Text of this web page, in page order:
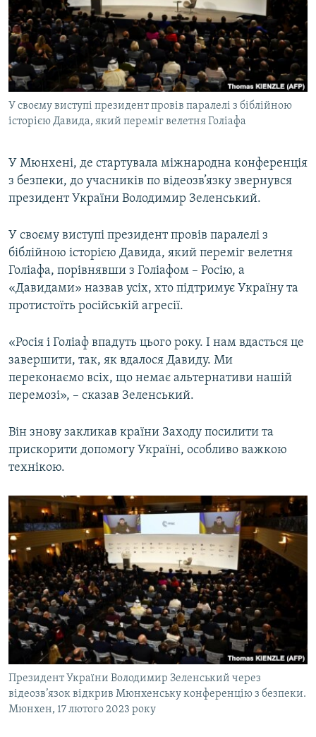
ВІДЕОУРОКИ «ELIFBE»
СВІДЧЕННЯ ОКУПАЦІЇ
УКРАЇНСЬКА ПРОБЛЕМА КРИМУ
ІНФОГРАФІКА
Русский
Qırımtatar
ДОЛУЧАЙСЯ!
У своєму виступі президент провів паралелі з біблійною
історією Давида, який переміг велетня Голіафа
У Мюнхені, де стартувала міжнародна конференція
з безпеки, до учасників по відеозв’язку звернувся
президент України Володимир Зеленський.
У своєму виступі президент провів паралелі з
біблійною історією Давида, який переміг велетня
Голіафа, порівнявши з Голіафом – Росію, а
«Давидами» назвав усіх, хто підтримує Україну та
протистоїть російській агресії.
«Росія і Голіаф впадуть цього року. І нам вдасться це
завершити, так, як вдалося Давиду. Ми
переконаємо всіх, що немає альтернативи нашій
перемозі», – сказав Зеленський.
Він знову закликав країни Заходу посилити та
прискорити допомогу Україні, особливо важкою
технікою.
Президент України Володимир Зеленський через
відеозв’язок відкрив Мюнхенську конференцію з безпеки.
Мюнхен, 17 лютого 2023 року